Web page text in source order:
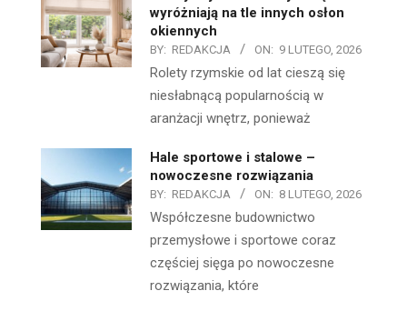
wyróżniają na tle innych osłon
okiennych
BY: REDAKCJA ON: 9 LUTEGO, 2026
Rolety rzymskie od lat cieszą się
niesłabnącą popularnością w
aranżacji wnętrz, ponieważ
Hale sportowe i stalowe –
nowoczesne rozwiązania
BY: REDAKCJA ON: 8 LUTEGO, 2026
Współczesne budownictwo
przemysłowe i sportowe coraz
częściej sięga po nowoczesne
rozwiązania, które